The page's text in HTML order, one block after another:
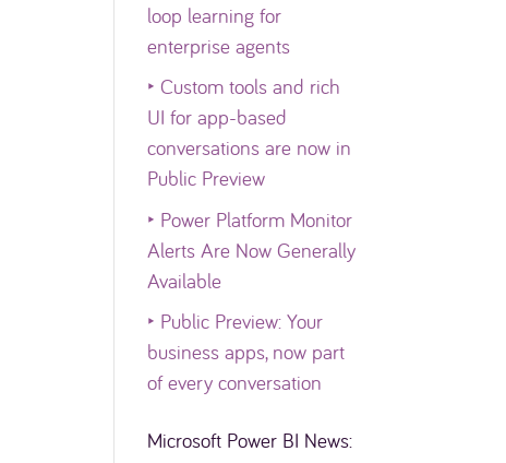
loop learning for
enterprise agents
‣ Custom tools and rich
UI for app-based
conversations are now in
Public Preview
‣ Power Platform Monitor
Alerts Are Now Generally
Available
‣ Public Preview: Your
business apps, now part
of every conversation
Microsoft Power BI News: